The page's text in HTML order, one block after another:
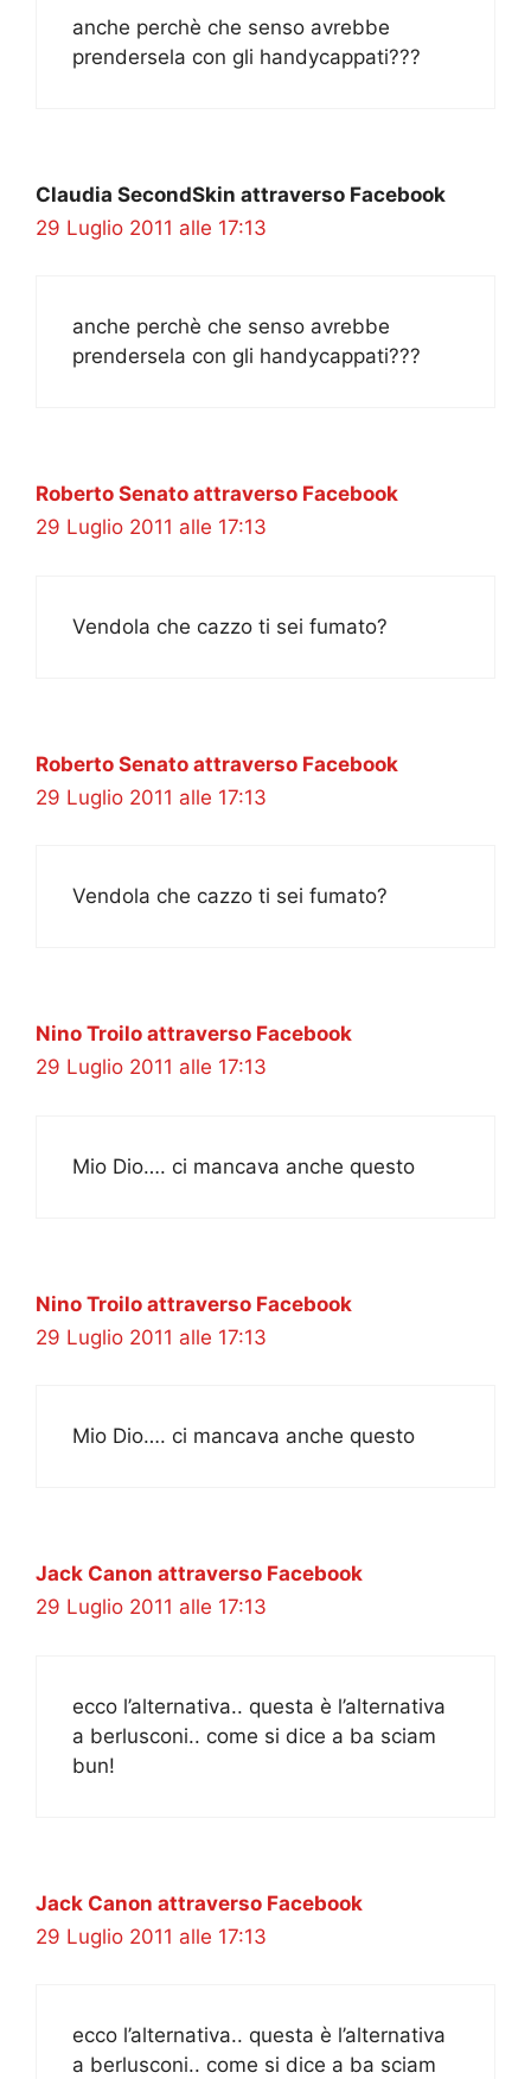
anche perchè che senso avrebbe
prendersela con gli handycappati???
Claudia SecondSkin attraverso Facebook
29 Luglio 2011 alle 17:13
anche perchè che senso avrebbe
prendersela con gli handycappati???
Roberto Senato attraverso Facebook
29 Luglio 2011 alle 17:13
Vendola che cazzo ti sei fumato?
Roberto Senato attraverso Facebook
29 Luglio 2011 alle 17:13
Vendola che cazzo ti sei fumato?
Nino Troilo attraverso Facebook
29 Luglio 2011 alle 17:13
Mio Dio…. ci mancava anche questo
Nino Troilo attraverso Facebook
29 Luglio 2011 alle 17:13
Mio Dio…. ci mancava anche questo
Jack Canon attraverso Facebook
29 Luglio 2011 alle 17:13
ecco l’alternativa.. questa è l’alternativa
a berlusconi.. come si dice a ba sciam
bun!
Jack Canon attraverso Facebook
29 Luglio 2011 alle 17:13
ecco l’alternativa.. questa è l’alternativa
a berlusconi.. come si dice a ba sciam